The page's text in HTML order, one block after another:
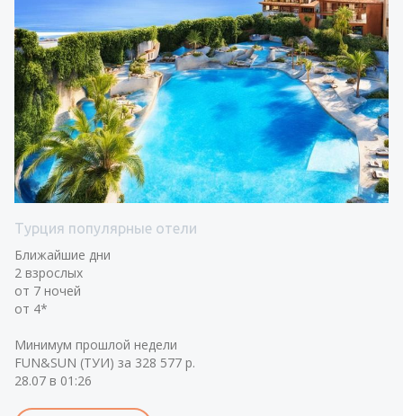
Турция популярные отели
Ближайшие дни
2 взрослых
от 7 ночей
от 4*
Минимум прошлой недели
FUN&SUN (ТУИ) за 328 577 р.
28.07 в 01:26